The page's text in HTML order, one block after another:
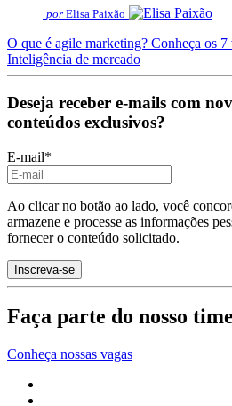
por Elisa Paixão
O que é agile marketing? Conheça os
Inteligência de mercado
Deseja receber e-mails com
conteúdos exclusivos?
E-mail*
Ao clicar no botão ao lado, você
armazene e processe as informações
fornecer o conteúdo solicitado.
Faça parte do nosso time
Conheça nossas vagas